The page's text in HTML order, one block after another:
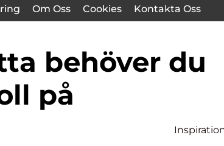
Om Oss Cookies Kontakta Oss
på